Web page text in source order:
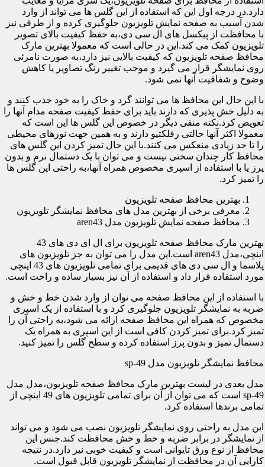
دارد.در درجه اول این که استفاده از این گلس ها می تواند از وارد
شدن آسیب به صفحه نمایش تلویزیون جلوگیری کرده و از طرفی نیز
با محافظت از پیکسل های ال سی دی،به حفظ کیفیت بالای تصویر
تلویزیون کمک می کند.این در حالی است که معمولا بهترین مارک
محافظ صفحه تلویزیون که کیفیت بالایی نیز دارد،به صورت نامرئی
روی نمایشگر قرار می گیرد و موجب تغییر رنگ تصاویر یا کاهش
وضوح و شفافیت آنها نمی شود.
با این حال این محافظ ها می توانند گرد و خاک را به خود جذب کنند و
به دلیل خش پذیری که دارند باید برای حفظ کیفیت صفحه مدام آنها را
تعویض کرد.نکته منفی دیگر در خصوص این گلس ها این است که
معمولا اکثر آنها حالتی رفلکتیو دارند و به همین جهت نورهای محیطی
را تا حد زیادی منعکس می کنند.با این حال تمیز کردن این گلس های
محافظ کار چندان سختی نیست و می توان با یک دستمال نرم و بدون
پرز یا با استفاده از اسپری مخصوص همراه آنها،به راحتی این گلس ها
را تمیز کرد.
بهترین محافظ صفحه تلویزیون
معرفی برخی از بهترین مدل های محافظ نمایشگر تلویزیون
محافظ صفحه نمایش تلویزیون مدل aren43
بهترین مارک محافظ صفحه تلویزیون برای ال ای دی های 43
اینچی،مدل aren43 است.این مدل را می توان به جز تلویزیون های
پلاسما و ال سی دی های قدیمی برای تمامی تلویزیون های 43 اینچی
مورد استفاده قرار داد و استفاده از آن نیز بسیار ساده و راحت است.
با استفاده از این محافظ صفحه می توان از وارد شدن خط و خش و
ضربه به نمایشگر تلویزیون جلوگیری کرد و با استفاده از یک اسپری
مخصوص که همراه این محافظ صفحه ارائه می شود،به راحتی آن را
تمیز کرد.برای تمیز کردن کافی است از این اسپری به همراه یک
دستمال تمیز و بدون پرز استفاده کرده و سطح گلس را تمیز کنید.
محافظ نمایشگر تلویزیون مدل sp-49
مدل بعدی در لیست بهترین مارک محافظ صفحه تلویزیون،مدل مدل
sp-49 است که می توان از آن برای تمامی تلویزیون های 49 اینچی از
تمامی برندها استفاده کرد.
این مدل به راحتی روی نمایشگر تلویزیون نصب می شود و می تواند
از نمایشگر در برابر ضربه و خط و خش محافظت کند.جنس این
محافظ از نوع ورق تایوانی است و کیفیت خوبی نیز دارد.در نتیجه
کارایی آن در محافظت از نمایشگر تلویزیون قابل قبول است.